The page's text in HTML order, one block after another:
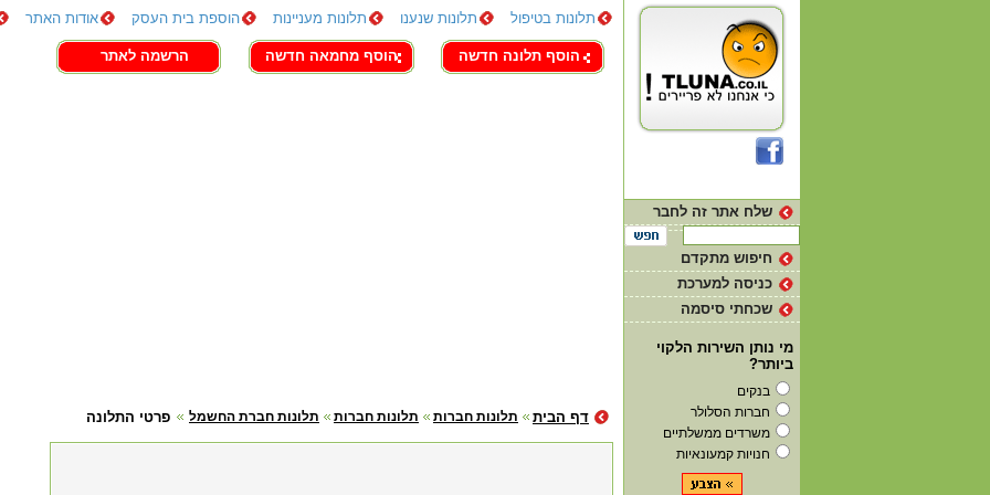
תלונות בטיפול תלונות שנענו תלונות מעניינות הוספת בית העסק אודות האתר
צור קשר
הוסף תלונה חדשה הוסף מחמאה חדשה הרשמה לאתר
פרטי התלונה תלונות חברת החשמל תלונות חברות תלונות חברות דף הבית
שלח אתר זה לחבר
חיפוש מתקדם
כניסה למערכת
שכחתי סיסמה
מי נותן השירות הלקוי
ביותר?
בנקים
חברות הסלולר
משרדים ממשלתיים
חנויות קמעונאיות